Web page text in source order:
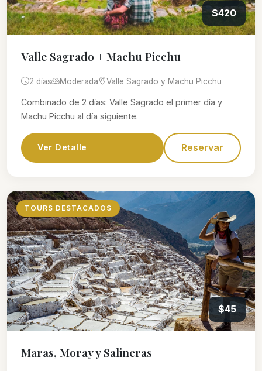
$420
Valle Sagrado + Machu Picchu
2 días Moderada Valle Sagrado y Machu Picchu
Combinado de 2 días: Valle Sagrado el primer día y
Machu Picchu al día siguiente.
Ver Detalle Reservar
TOURS DESTACADOS
$45
Maras, Moray y Salineras